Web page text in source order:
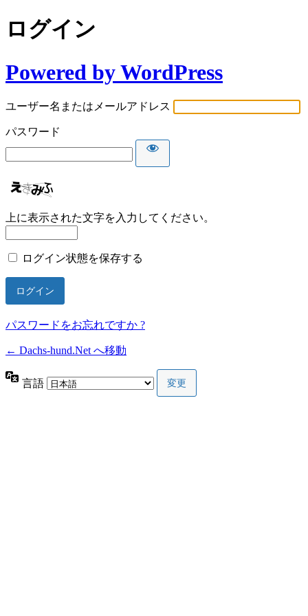
ログイン
Powered by WordPress
ユーザー名またはメールアドレス
パスワード
上に表示された文字を入力してください。
ログイン状態を保存する
パスワードをお忘れですか ?
← Dachs-hund.Net へ移動
言語